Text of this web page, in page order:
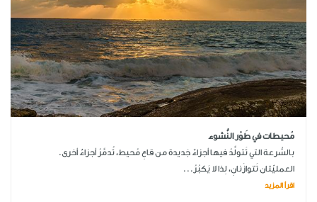
مُحيطات في طَوْر النُّشوء
بالسُّرعة التي تَتولَّدُ فيها أجزاءٌ جَديدة من قاعِ مُحيط، تُدمَّرُ أجزاءٌ أخرى.
العمليّتان تَتوازَنانِ، لِذا لا يَكبُرُ...
اقرأ المزيد